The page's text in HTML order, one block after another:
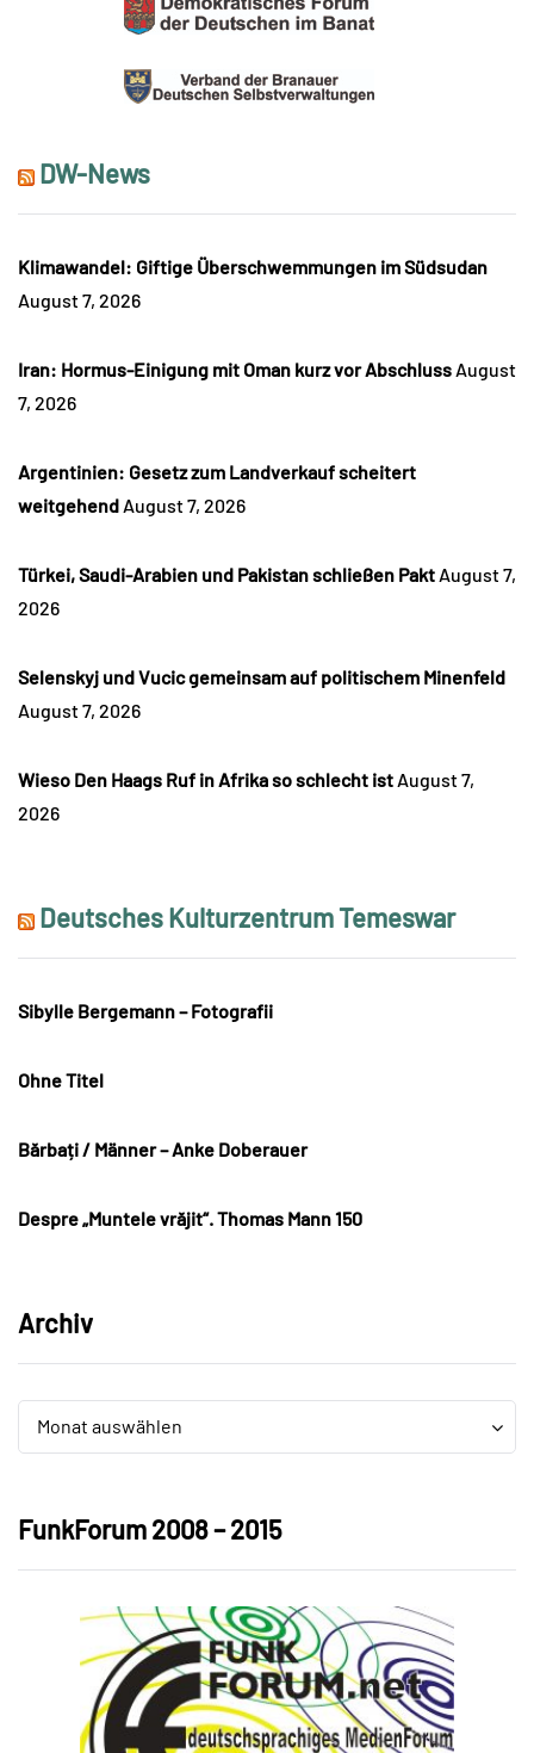
DW-News
Klimawandel: Giftige Überschwemmungen im Südsudan
August 7, 2026
Iran: Hormus-Einigung mit Oman kurz vor Abschluss August
7, 2026
Argentinien: Gesetz zum Landverkauf scheitert
weitgehend August 7, 2026
Türkei, Saudi-Arabien und Pakistan schließen Pakt August 7,
2026
Selenskyj und Vucic gemeinsam auf politischem Minenfeld
August 7, 2026
Wieso Den Haags Ruf in Afrika so schlecht ist August 7,
2026
Deutsches Kulturzentrum Temeswar
Sibylle Bergemann – Fotografii
Ohne Titel
Bărbați / Männer – Anke Doberauer
Despre „Muntele vrăjit“. Thomas Mann 150
Archiv
Archiv
Monat auswählen
Archiv
FunkForum 2008 – 2015